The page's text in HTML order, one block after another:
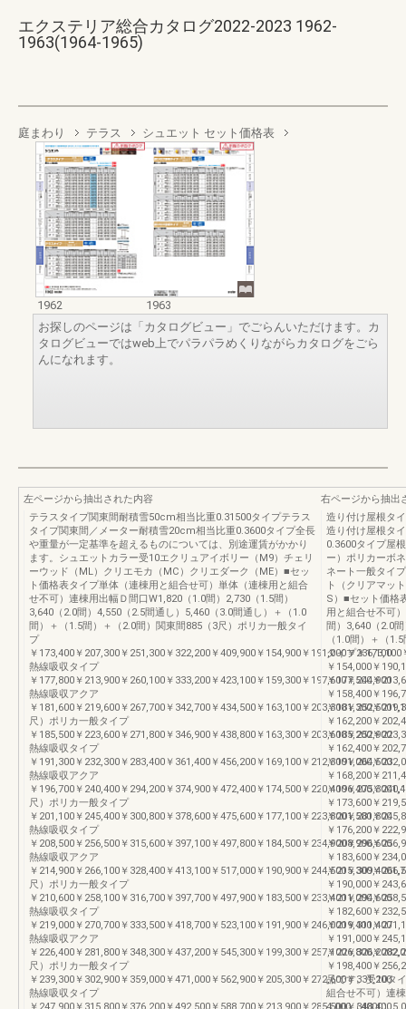
エクステリア総合カタログ2022-2023 1962-
1963(1964-1965)
庭まわり テラス シュエット セット価格表
1962
1963
お探しのページは「カタログビュー」でごらんいただけます。カ
タログビューではweb上でパラパラめくりながらカタログをごら
んになれます。
左ページから抽出された内容
テラスタイプ関東間耐積雪50cm相当比重0.31500タイプテラス
タイプ関東間／メーター耐積雪20cm相当比重0.3600タイプ全長
や重量が一定基準を超えるものについては、別途運賃がかかり
ます。シュエットカラー受10エクリュアイボリー（M9）チェリ
ーウッド（ML）クリエモカ（MC）クリエダーク（ME）■セッ
ト価格表タイプ単体（連棟用と組合せ可）単体（連棟用と組合
せ不可）連棟用出幅Ｄ間口W1,820（1.0間）2,730（1.5間）
3,640（2.0間）4,550（2.5間通し）5,460（3.0間通し）＋（1.0
間）＋（1.5間）＋（2.0間）関東間885（3尺）ポリカ一般タイ
プ
￥173,400￥207,300￥251,300￥322,200￥409,900￥154,900￥191,000￥236,100
熱線吸収タイプ
￥177,800￥213,900￥260,100￥333,200￥423,100￥159,300￥197,600￥244,900
熱線吸収アクア
￥181,600￥219,600￥267,700￥342,700￥434,500￥163,100￥203,300￥
尺）ポリカ一般タイプ
￥185,500￥223,600￥271,800￥346,900￥438,800￥163,300￥203,600￥252,900
熱線吸収タイプ
￥191,300￥232,300￥283,400￥361,400￥456,200￥169,100￥212,300￥264,500
熱線吸収アクア
￥196,700￥240,400￥294,200￥374,900￥472,400￥174,500￥220,400￥
尺）ポリカ一般タイプ
￥201,100￥245,400￥300,800￥378,600￥475,600￥177,100￥223,800￥281,800
熱線吸収タイプ
￥208,500￥256,500￥315,600￥397,100￥497,800￥184,500￥234,900￥296,600
熱線吸収アクア
￥214,900￥266,100￥328,400￥413,100￥517,000￥190,900￥244,500￥
尺）ポリカ一般タイプ
￥210,600￥258,100￥316,700￥397,700￥497,900￥183,500￥233,400￥294,600
熱線吸収タイプ
￥219,000￥270,700￥333,500￥418,700￥523,100￥191,900￥246,000￥311,400
熱線吸収アクア
￥226,400￥281,800￥348,300￥437,200￥545,300￥199,300￥257,100￥
尺）ポリカ一般タイプ
￥239,300￥302,900￥359,000￥471,000￥562,900￥205,300￥272,600￥331,200
熱線吸収タイプ
￥247,900￥315,800￥376,200￥492,500￥588,700￥213,900￥285,500￥348,400
右ページから抽出
造り付け屋根タ
造り付け屋根タ
0.3600タイプ屋
ー）ポリカーボ
ネート一般タイ
ト（クリアマッ
S）■セット価格
用と組合せ不可
間）3,640（2.0
（1.0間）＋（
タイプ￥173,100
￥154,000￥
￥177,500￥
￥158,400￥
￥181,300￥
￥162,200￥
￥185,200￥
￥162,400￥
￥191,000￥
￥168,200￥
￥196,400￥
￥173,600￥
￥201,500￥
￥176,200￥
￥208,900￥
￥183,600￥
￥215,300￥
￥190,000￥
￥211,000￥
￥182,600￥
￥219,400￥
￥191,000￥
￥226,800￥
￥198,400￥
品です。受10タ
組合せ不可）連
4,000（4000）